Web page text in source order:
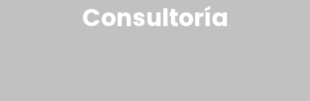
Consultoría